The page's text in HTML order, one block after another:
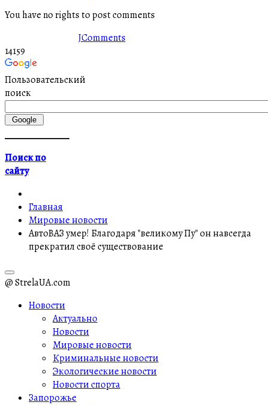
You have no rights to post comments
JComments
14159
Пользовательский
поиск
Поиск по
сайту
Главная
Мировые новости
АвтоВАЗ умер! Благодаря "великому Пу" он навсегда
прекратил своё существование
@ StrelaUA.com
Новости
Актуально
Новости
Мировые новости
Криминальные новости
Экологические новости
Новости спорта
Запорожье